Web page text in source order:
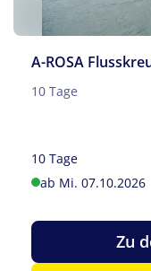
A-ROSA
10 Tage
10 Tage
ab Mi. 07.10.2026
Zu